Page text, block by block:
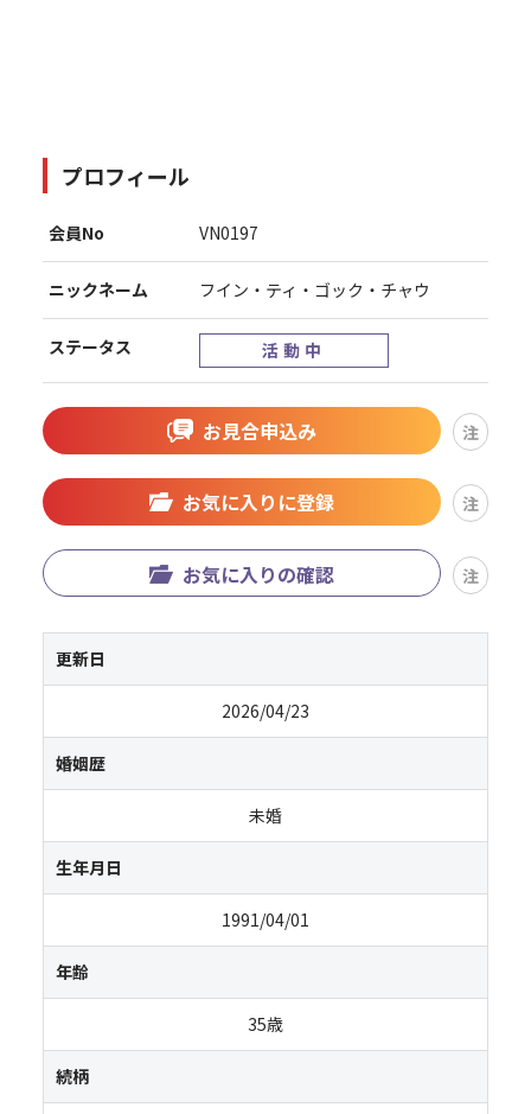
プロフィール
会員No VN0197
ニックネーム フイン・ティ・ゴック・チャウ
ステータス 活動中
お見合申込み 注
お気に入りに登録 注
お気に入りの確認 注
更新日
2026/04/23
婚姻歴
未婚
生年月日
1991/04/01
年齢
35歳
続柄